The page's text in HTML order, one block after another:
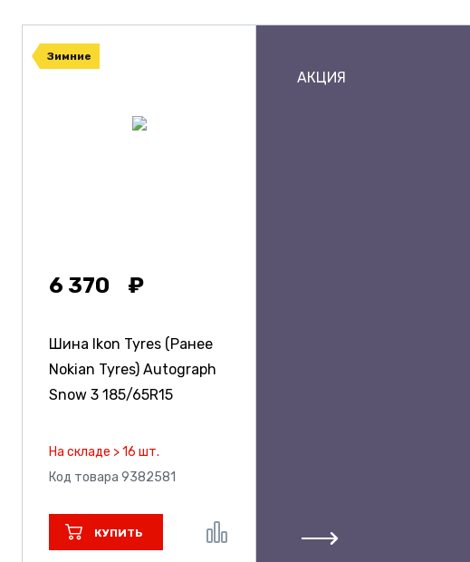
Зимние
6 370
Шина Ikon Tyres (Ранее
Nokian Tyres) Autograph
Snow 3 185/65R15
На складе > 16 шт.
Код товара 9382581
КУПИТЬ
АКЦИЯ